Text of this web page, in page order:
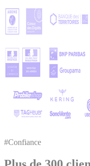
#Confiance